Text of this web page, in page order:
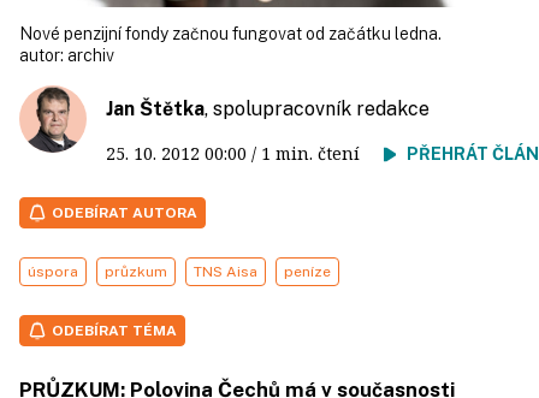
Nové penzijní fondy začnou fungovat od začátku ledna.
autor: archiv
Jan Štětka, spolupracovník redakce
25. 10. 2012 00:00 / 1 min. čtení PŘEHRÁT
ODEBÍRAT AUTORA
úspora průzkum TNS Aisa peníze
ODEBÍRAT TÉMA
PRŮZKUM: Polovina Čechů má v současnosti